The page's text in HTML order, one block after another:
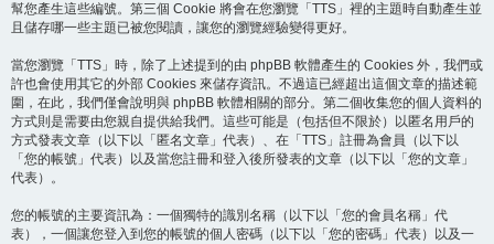
幫您產生這些編號。第三個 Cookie 將會在您瀏覽「TTS」裡的主題時自動產生並
且儲存哪一些主題已被您閱讀，讓您的瀏覽經驗變得更好。
當您瀏覽「TTS」時，除了上述提到的由 phpBB 軟體產生的 Cookies 外，我們或
許也會使用其它的外部 Cookies 來儲存資訊。不過這已經超出這個文章的描述範
圍，在此，我們僅會說明與 phpBB 軟體相關的部分。第二個收集您的個人資料的
方式則是需要由您親自提供給我們。這些可能是（包括但不限於）以匿名用戶的
方式發表文章（以下以「匿名文章」代表）、在「TTS」註冊為會員（以下以
「您的帳號」代表）以及當您註冊和登入後所發表的文章（以下以「您的文章」
代表）。
您的帳號的主要資訊為：一個獨特的識別名稱（以下以「您的會員名稱」代
表），一個讓您登入到您的帳號的個人密碼（以下以「您的密碼」代表）以及一